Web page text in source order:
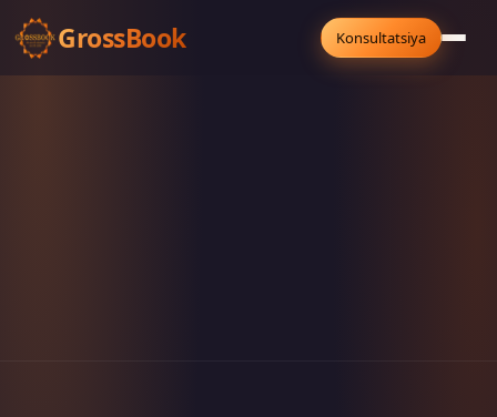
GrossBook Konsultatsiya